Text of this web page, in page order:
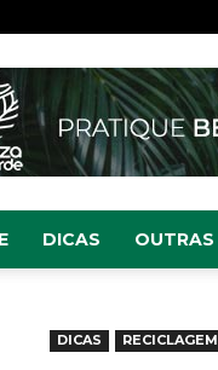
DICAS OUTRAS
DICAS RECICLAGEM